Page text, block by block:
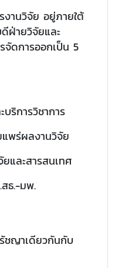
นวิจัย อยู่ภายใต้
ฝ่ายวิจัยและ
จัดการออกเป็น 5
การวิชาการ
ร่ผลงานวิจัย
ละสารสนเทศ
ธ.-มพ.
ชญาเดียวกันกับ